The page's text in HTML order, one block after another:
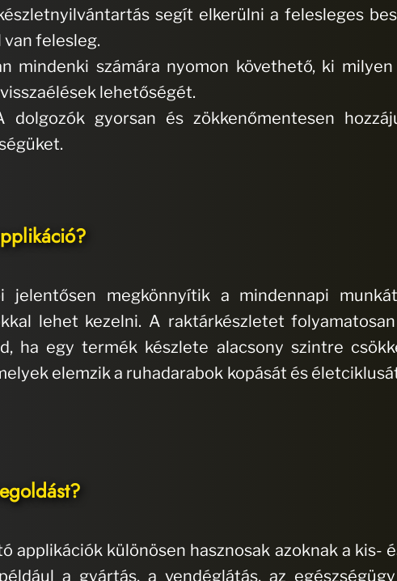
segít elkerülni a felesleges
van felesleg.
mindenki számára nyomon követhető, ki
lehetőségét.
dolgozók gyorsan és zökkenőmentesen
jelentősen megkönnyítik a mindennapi
lehet kezelni. A raktárkészletet
ha egy termék készlete alacsony szintre
elemzik a ruhadarabok kopását és
applikációk különösen hasznosak azoknak a kis-
a gyártás, a vendéglátás, az